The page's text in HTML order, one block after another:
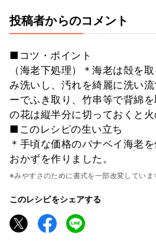
投稿者からのコメント
■コツ・ポイント
（海老下処理）＊海老は殻を
み洗いし、汚れを綺麗に洗い
ーでふき取り、竹串等で背綿
の花は縦半分に切っておくと火
■このレシピの生い立ち
＊手頃な価格のバナベイ海老
おかずを作りました。
※みやすさのために書式を一部改変していま
このレシピをシェアする